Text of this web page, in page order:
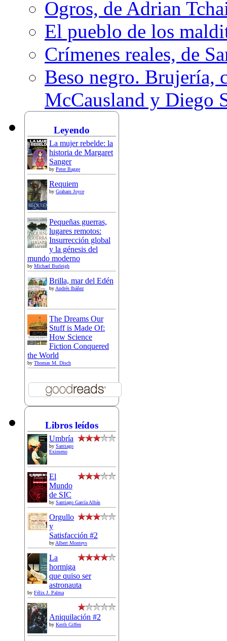
Ogros, de Adrian
El pueblo de los
Crímenes reales, de
Beso negro. Brujería,
McCausland y Diego
Leyendo
La mujer rebelde: la
historia de Margaret
Sanger
by Peter Bagge
Requiem
by Graham Joyce
Pequeñas guerras,
lugares remotos:
Insurrección global
y la génesis del
mundo moderno
by Michael Burleigh
Brilla, mar del Edén
by Andrés Ibáñez
The Dreams Our
Stuff is Made Of:
How Science
Fiction Conquered
the World
by Thomas M. Disch
Libros leídos
Umbría
by Santiago
Eximeno
El
Mundo
de SIC
by Santiago García Albás
Orgullo
y
Satisfacción #2
by Albert Monteys
La
hormiga
que quiso ser
astronauta
by Félix J. Palma
Aniquilación #2
by Keith Giffen